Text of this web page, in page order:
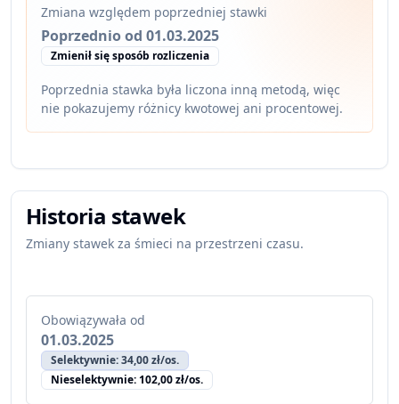
Zmiana względem poprzedniej stawki
Poprzednio od 01.03.2025
Zmienił się sposób rozliczenia
Poprzednia stawka była liczona inną metodą, więc
nie pokazujemy różnicy kwotowej ani procentowej.
Historia stawek
Zmiany stawek za śmieci na przestrzeni czasu.
Obowiązywała od
01.03.2025
Selektywnie: 34,00 zł/os.
Nieselektywnie: 102,00 zł/os.